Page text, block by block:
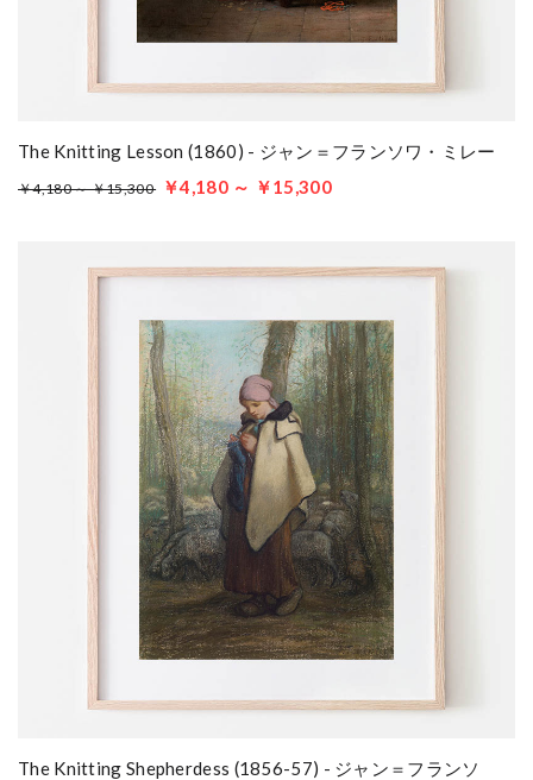
The Knitting Lesson (1860) - ジャン＝フランソワ・ミレー
￥4,180 ～ ￥15,300 ￥4,180 ～ ￥15,300
The Knitting Shepherdess (1856-57) - ジャン＝フランソ